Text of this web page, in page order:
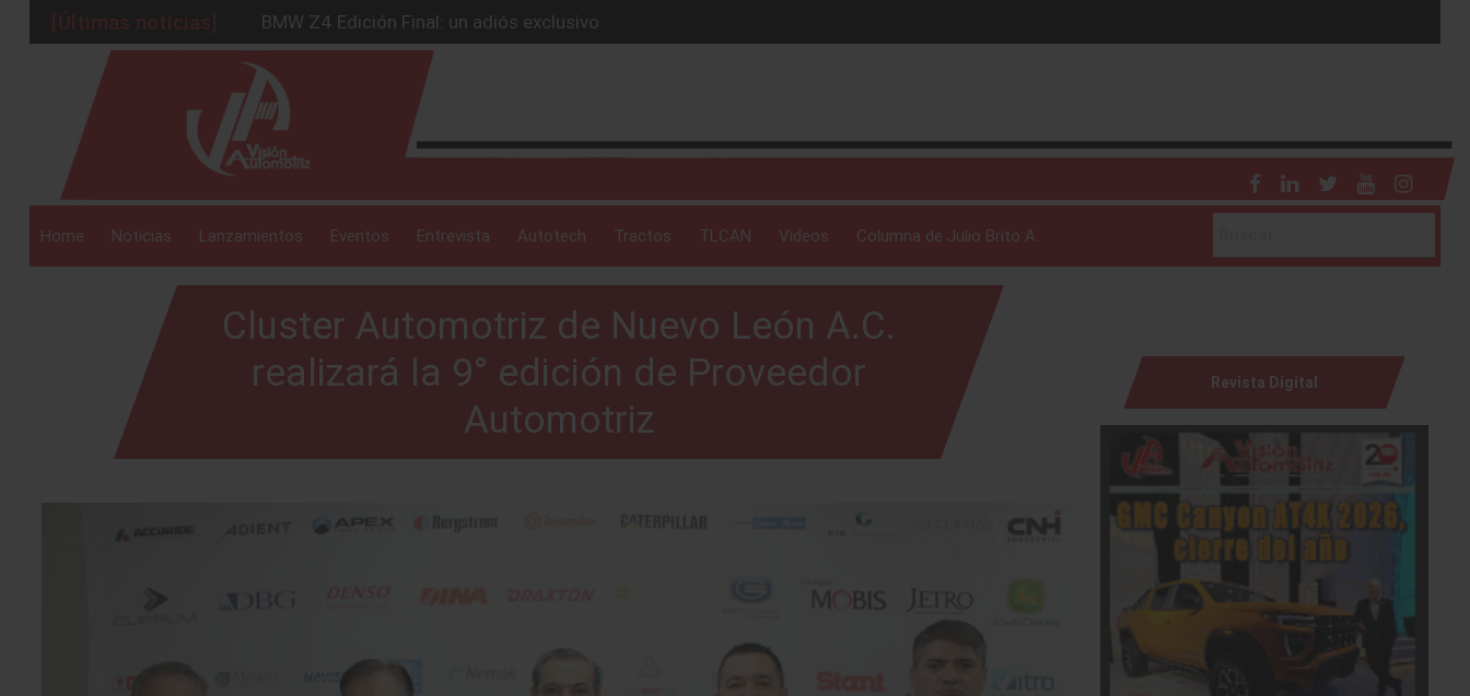
[Últimas noticias]
BMW Z4 Edición Final: un adiós exclusivo
Ford Edge Híbrida: la SUV que evoluciona
Ventas se estabilizan: INEGI
Será 2026, año de evolución profunda: Peñafiel
Chirey lanzará su primera pick-up en 2026
Home Noticias Lanzamientos Eventos Entrevista Autotech Tractos TLCAN Videos Columna de Julio Brito A.
Cluster Automotriz de Nuevo León A.C.
realizará la 9° edición de Proveedor
Automotriz
Revista Digital